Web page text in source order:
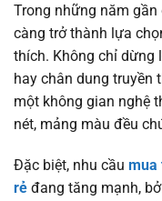
Trong những năm gần
càng trở thành lựa
thích. Không chỉ dừng
hay chân dung truyền
một không gian nghệ
nét, mảng màu đều
Đặc biệt, nhu cầu mua
rẻ đang tăng mạnh,